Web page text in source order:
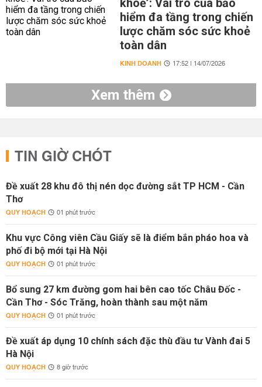
khoẻ’: Vai trò của bảo
hiểm đa tầng trong chiến
lược chăm sóc sức khoẻ
toàn dân
KINH DOANH 17:52 | 14/07/2026
Xem thêm
TIN GIỜ CHÓT
Đề xuất 28 khu đô thị nén dọc đường sắt TP HCM - Cần
Thơ
QUY HOẠCH 01 phút trước
Khu vực Công viên Cầu Giấy sẽ là điểm bắn pháo hoa và
phố đi bộ mới tại Hà Nội
QUY HOẠCH 01 phút trước
Bổ sung 27 km đường gom hai bên cao tốc Châu Đốc -
Cần Thơ - Sóc Trăng, hoàn thành sau một năm
QUY HOẠCH 01 phút trước
Đề xuất áp dụng 10 chính sách đặc thù đầu tư Vành đai 5
Hà Nội
QUY HOẠCH 8 giờ trước